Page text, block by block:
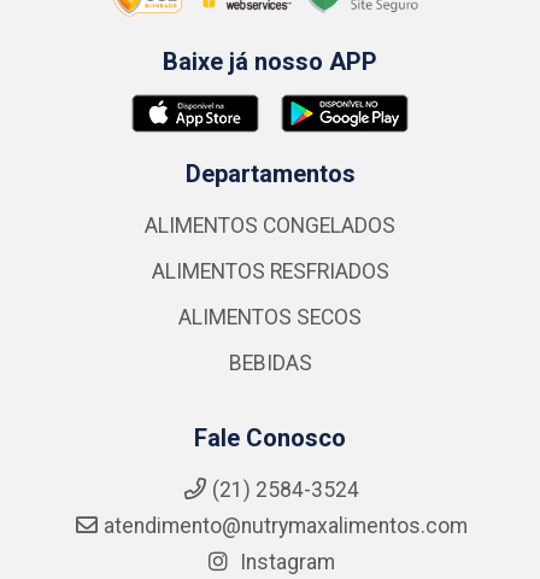
Baixe já nosso APP
Departamentos
ALIMENTOS CONGELADOS
ALIMENTOS RESFRIADOS
ALIMENTOS SECOS
BEBIDAS
Fale Conosco
(21) 2584-3524
atendimento@nutrymaxalimentos.com
Instagram